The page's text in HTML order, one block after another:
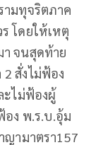
ามทุจริตภาค
โดยให้เหตุ
จนสุดท้าย
สั่งไม่ฟ้อง
ะไม่ฟ้องผู้
อง พ.ร.บ.อุ้ม
ญามาตรา157